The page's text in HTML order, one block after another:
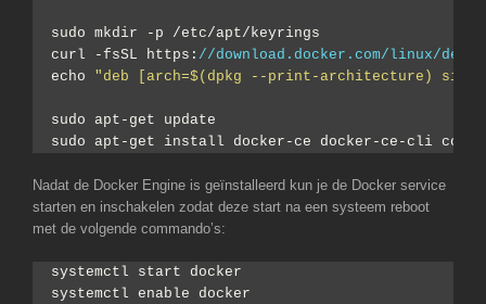
sudo mkdir -p /etc/apt/keyrings
curl -fsSL https: //download.docker.com/linux/
echo
"deb [arch=$(dpkg --print-architecture)
sudo apt-get update
sudo apt-get install docker-ce docker-ce-cli
Nadat de Docker Engine is geïnstalleerd kun je de Docker service
starten en inschakelen zodat deze start na een systeem reboot
met de volgende commando’s:
systemctl start docker
systemctl enable docker